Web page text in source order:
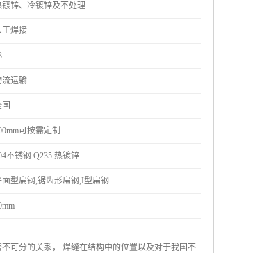
镀锌、冷镀锌及不处理
工焊接
流运输
可按需定制
不锈钢 Q235 热镀锌
面型扁钢,锯齿形扁钢,I型扁钢
可分的关系， 焊缝在结构中的位置以及对于我国不